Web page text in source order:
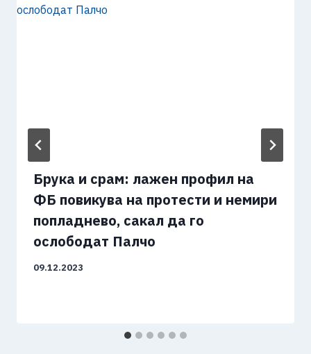
Брука и срам: лажен профил на
ФБ повикува на протести и немири
попладнево, сакал да го
ослободат Палчо
09.12.2023